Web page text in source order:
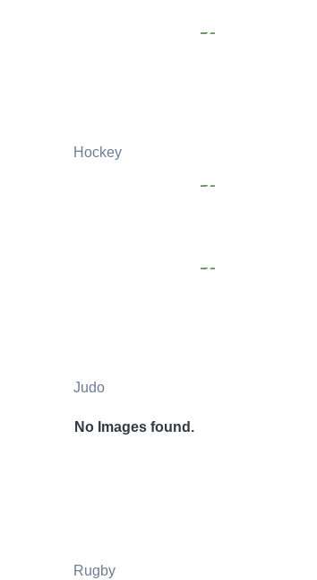
Hockey
Judo
No Images found.
Rugby